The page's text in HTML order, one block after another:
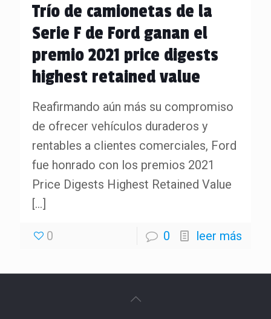
Trío de camionetas de la
Serie F de Ford ganan el
premio 2021 price digests
highest retained value
Reafirmando aún más su compromiso
de ofrecer vehículos duraderos y
rentables a clientes comerciales, Ford
fue honrado con los premios 2021
Price Digests Highest Retained Value
[…]
0 0 leer más